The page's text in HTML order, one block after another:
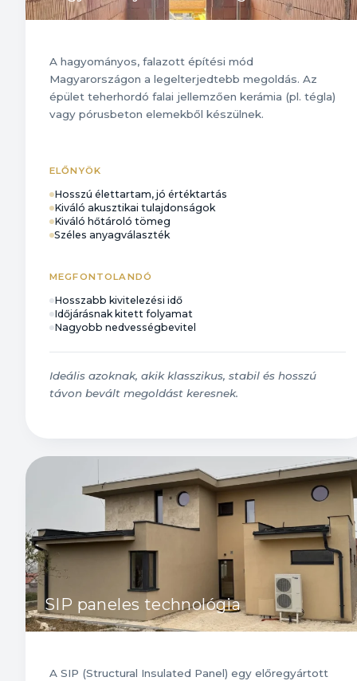
A hagyományos, falazott építési mód
Magyarországon a legelterjedtebb megoldás. Az
épület teherhordó falai jellemzően kerámia (pl. tégla)
vagy pórusbeton elemekből készülnek.
ELŐNYÖK
Hosszú élettartam, jó értéktartás
Kiváló akusztikai tulajdonságok
Kiváló hőtároló tömeg
Széles anyagválaszték
MEGFONTOLANDÓ
Hosszabb kivitelezési idő
Időjárásnak kitett folyamat
Nagyobb nedvességbevitel
Ideális azoknak, akik klasszikus, stabil és hosszú
távon bevált megoldást keresnek.
SIP paneles technológia
A SIP (Structural Insulated Panel) egy előregyártott